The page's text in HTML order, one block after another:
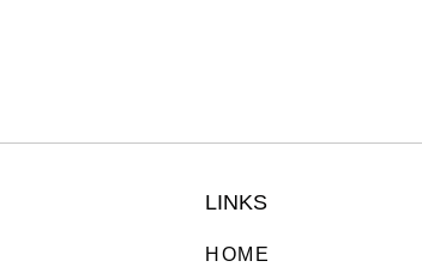
LINKS
HOME